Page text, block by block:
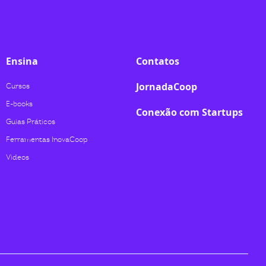
Ensina
Cursos
E-books
Guias Práticos
Ferramentas InovaCoop
Videos
Contatos
JornadaCoop
Conexão com Startups